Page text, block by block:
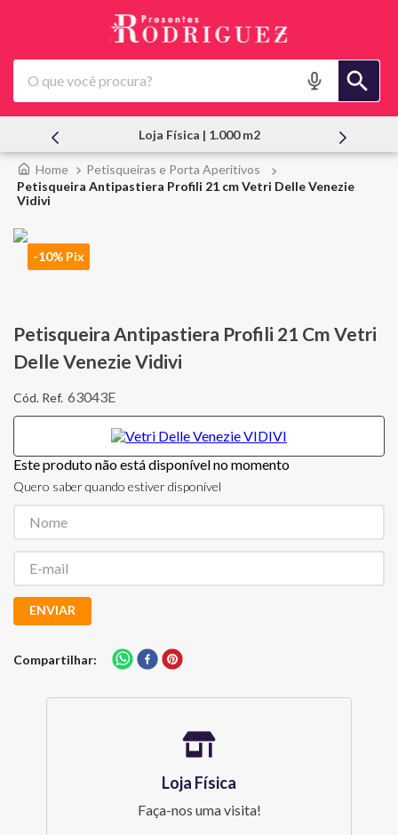
O que você procura?
1.000 m2 Atendimento Pessoal
Petisqueiras e Porta Aperitivos
Petisqueira Antipastiera Profili 21 cm Vetri Delle Venezie
Vidivi
-10% Pix
Petisqueira Antipastiera Profili 21 Cm Vetri
Delle Venezie Vidivi
63043E
Este produto não está disponível no momento
Quero saber quando estiver disponível
ENVIAR
Compartilhar
Loja Física
Faça-nos uma visita!